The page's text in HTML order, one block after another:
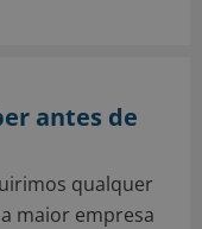
antes de
qualquer
maior empresa